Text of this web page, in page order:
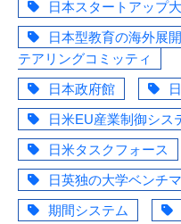
日本スタートアップ
日本型教育の海外展
テアリングコミッティ
日本政府館
日米EU産業制御シス
日米タスクフォース
日英独の大学ベンチ
期間システム